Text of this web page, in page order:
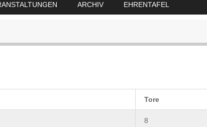
ARCHIV EHRENTAFEL
Tore
8